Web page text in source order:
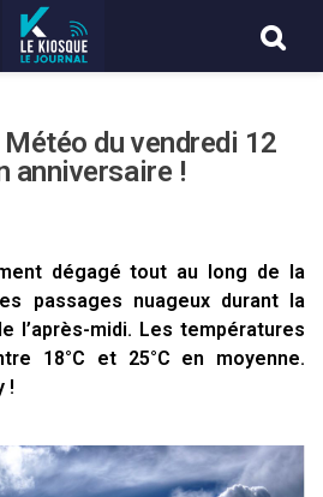
du vendredi 12
anniversaire !
dégagé tout au long de la
passages nuageux durant la
l’après-midi. Les températures
18°C et 25°C en moyenne.
!